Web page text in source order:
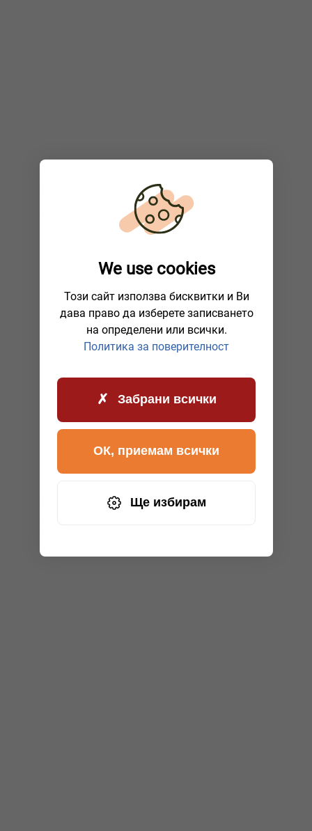
We use cookies
Този сайт използва бисквитки и Ви
дава право да изберете записването
на определени или всички.
Политика за поверителност
Забрани всички
Ще избирам
ОК, приемам всички